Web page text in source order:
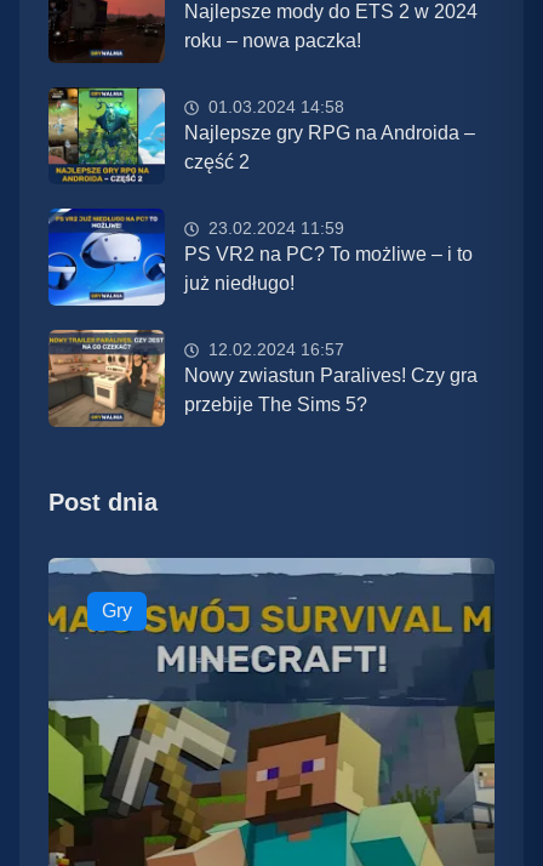
Najlepsze mody do ETS 2 w 2024
roku – nowa paczka!
01.03.2024 14:58
Najlepsze gry RPG na Androida –
część 2
23.02.2024 11:59
PS VR2 na PC? To możliwe – i to
już niedługo!
12.02.2024 16:57
Nowy zwiastun Paralives! Czy gra
przebije The Sims 5?
Post dnia
Gry